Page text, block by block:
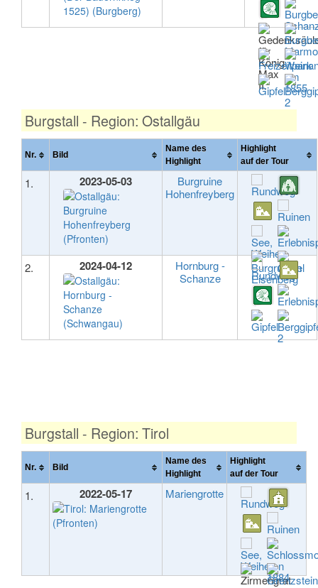
Burgstall - Region: Ostallgäu
Nr. Bild
Name des
Highlight
Highlight
auf der Tour
1. 2023-05-03
Burgruine
Hohenfreyberg
2. 2024-04-12
Hornburg -
Schanze
Burgstall - Region: Tirol
Nr. Bild
Name des
Highlight
Highlight
auf der Tour
1. 2022-05-17 Mariengrotte